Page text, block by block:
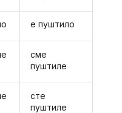
е пуштило
сме
пуштиле
сте
пуштиле